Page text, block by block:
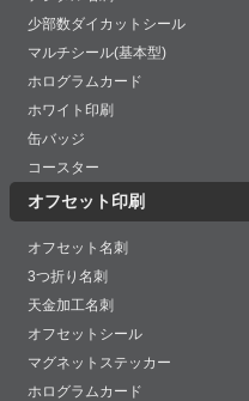
少部数ダイカットシール
マルチシール(基本型)
ホログラムカード
ホワイト印刷
缶バッジ
コースター
オフセット印刷
オフセット名刺
3つ折り名刺
天金加工名刺
オフセットシール
マグネットステッカー
ホログラムカード